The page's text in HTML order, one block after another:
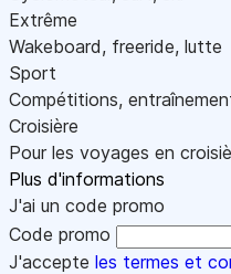
Extrême
Wakeboard, freeride, lutte
Sport
Compétitions,
Croisière
Pour les voyages en
Plus d'informations
J'ai un code promo
Code promo
J'accepte les termes et